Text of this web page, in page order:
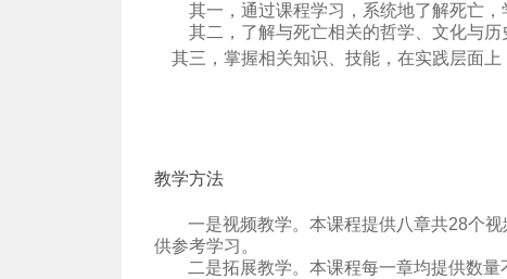
其一，通过课程学习，系统地了解死亡
其二，了解与死亡相关的哲学、文化与
其三，掌握相关知识、技能，在实践层面
教学方法
一是视频教学。本课程提供八章共28个视
供参考学习。
二是拓展教学。本课程每一章均提供数